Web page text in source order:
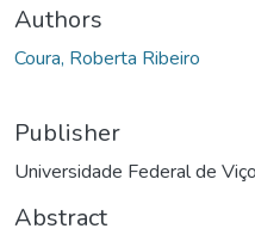
Authors
Coura, Roberta Ribeiro
Publisher
Universidade Federal de
Abstract